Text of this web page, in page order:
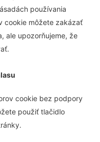
používania
cookie môžete zakázať
ale upozorňujeme, že
cookie bez podpory
použiť tlačidlo